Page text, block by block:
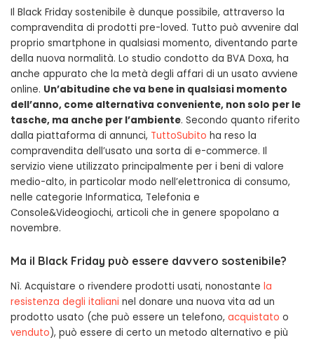
Il Black Friday sostenibile è dunque possibile, attraverso la
compravendita di prodotti pre-loved. Tutto può avvenire dal
proprio smartphone in qualsiasi momento, diventando parte
della nuova normalità. Lo studio condotto da BVA Doxa, ha
anche appurato che la metà degli affari di un usato avviene
online. Un’abitudine che va bene in qualsiasi momento
dell’anno, come alternativa conveniente, non solo per le
tasche, ma anche per l’ambiente. Secondo quanto riferito
dalla piattaforma di annunci, TuttoSubito ha reso la
compravendita dell’usato una sorta di e-commerce. Il
servizio viene utilizzato principalmente per i beni di valore
medio-alto, in particolar modo nell’elettronica di consumo,
nelle categorie Informatica, Telefonia e
Console&Videogiochi, articoli che in genere spopolano a
novembre.
Ma il Black Friday può essere davvero sostenibile?
Nì. Acquistare o rivendere prodotti usati, nonostante la
resistenza degli italiani nel donare una nuova vita ad un
prodotto usato (che può essere un telefono, acquistato o
venduto), può essere di certo un metodo alternativo e più